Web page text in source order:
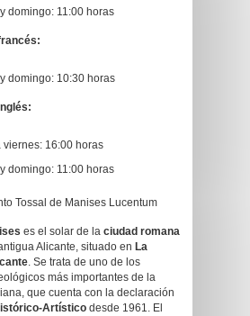
domingo: 11:00 horas
domingo: 10:30 horas
viernes: 16:00 horas
domingo: 11:00 horas
Tossal de Manises Lucentum
es el solar de la ciudad romana
Alicante, situado en La
. Se trata de uno de los
más importantes de la
que cuenta con la declaración
Artístico desde 1961. El